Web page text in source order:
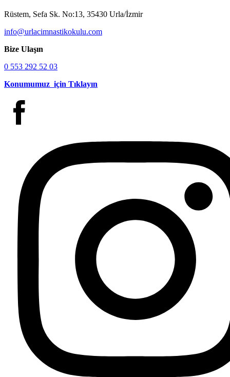
Rüstem, Sefa Sk. No:13, 35430 Urla/İzmir
info@urlacimnastikokulu.com
Bize Ulaşın
0 553 292 52 03
Konumumuz için Tıklayın